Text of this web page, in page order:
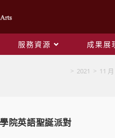
服務資源 成果展
> 2021 > 11 月
院英語聖誕派對